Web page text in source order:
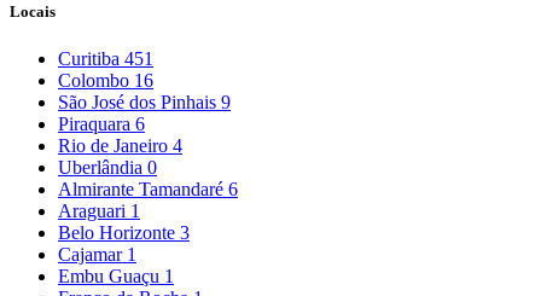
Locais
Curitiba 451
Colombo 16
São José dos Pinhais 9
Piraquara 6
Rio de Janeiro 4
Uberlândia 0
Almirante Tamandaré 6
Araguari 1
Belo Horizonte 3
Cajamar 1
Embu Guaçu 1